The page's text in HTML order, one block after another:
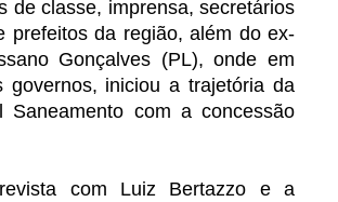
de classe, imprensa, secretários
prefeitos da região, além do ex-
Gonçalves (PL), onde em
governos, iniciou a trajetória da
Saneamento com a concessão
com Luiz Bertazzo e a